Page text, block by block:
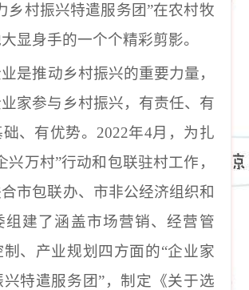
乡村振兴特遣服务团”在农村牧
显身手的一个个精彩剪影。
是推动乡村振兴的重要力量，
家参与乡村振兴，有责任、有
、有优势。 2022年4月，为扎
兴万村”行动和包联驻村工作，
市包联办、市非公经济组织和
组建了涵盖市场营销、经营管
、产业规划四方面的“企业家
特遣服务团”，制定《关于选